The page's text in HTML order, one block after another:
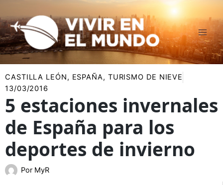
al
contenido
CASTILLA LEÓN, ESPAÑA, TURISMO DE NIEVE
13/03/2016
5 estaciones invernales
de España para los
deportes de invierno
Por MyR